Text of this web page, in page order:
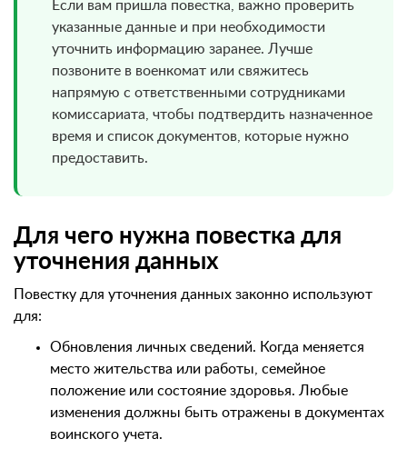
Если вам пришла повестка, важно проверить
указанные данные и при необходимости
уточнить информацию заранее. Лучше
позвоните в военкомат или свяжитесь
напрямую с ответственными сотрудниками
комиссариата, чтобы подтвердить назначенное
время и список документов, которые нужно
предоставить.
Для чего нужна повестка для
уточнения данных
Повестку для уточнения данных законно используют
для:
Обновления личных сведений. Когда меняется
место жительства или работы, семейное
положение или состояние здоровья. Любые
изменения должны быть отражены в документах
воинского учета.